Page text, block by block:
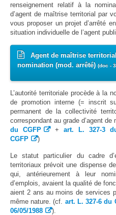
renseignement relatif à la
d’agent de maîtrise territorial par
vous proposer un projet d’arrêté
situation individuelle de l’agent
Agent de maîtrise
nomination (mod. arrêté) (doc -
L’autorité territoriale procède à la
de promotion interne (= inscrit
permanent de la collectivité
correspondant au grade d’agent
du CGFP
+ art. L. 327-3
CGFP
)
Le statut particulier du cadre
territoriaux prévoit une dispense
qui, antérieurement à leur
d’emplois, avaient la qualité de
aient 2 ans au moins de services
même nature. (cf. art. L. 327-6 du
06/05/1988
).